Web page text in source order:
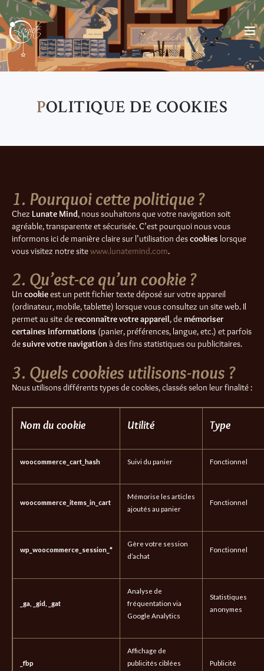
POLITIQUE DE COOKIES
PANIER
1. Pourquoi cette politique ?
Chez Lunate Mind, nous souhaitons que votre navigation soit
agréable, transparente et sécurisée. C’est pourquoi nous vous
informons ici de manière claire sur l’utilisation descookies lorsque
vous visitez notre sitewww.lunatemind.com.
2. Qu’est-ce qu’un cookie ?
Un cookieest un petit fichier texte déposé sur votre appareil
(ordinateur, mobile, tablette) lorsque vous consultez un site web. Il
permet au site dereconnaître votre appareil, demémoriser
certaines informations (panier, préférences, langue, etc.) et parfois
desuivre votre navigationà des fins statistiques ou publicitaires.
3. Quels cookies utilisons-nous ?
Nous utilisons différents types de cookies, classés selon leur finalité :
Nom du cookie Utilité Type
woocommerce_cart_hash Suivi du panier Fonctionnel
woocommerce_items_in_cart
Mémorise les articles
ajoutés au panier
Fonctionnel
wp_woocommerce_session_*
Gère votre session
d’achat
Fonctionnel
_ga, _gid, _gat
Analyse de
fréquentation via
Google Analytics
Statistiques
anonymes
_fbp
Affichage de
publicités ciblées
Publicité